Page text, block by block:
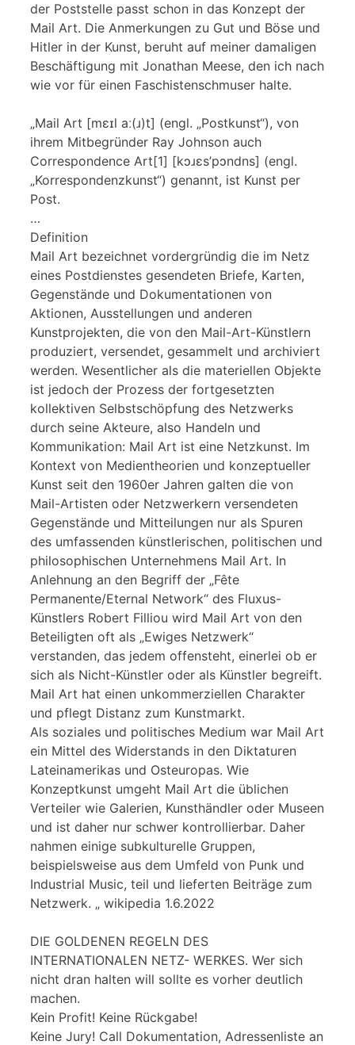
der Poststelle passt schon in das Konzept der
Mail Art. Die Anmerkungen zu Gut und Böse und
Hitler in der Kunst, beruht auf meiner damaligen
Beschäftigung mit Jonathan Meese, den ich nach
wie vor für einen Faschistenschmuser halte.
„Mail Art [mɛɪl aː(ɹ)t] (engl. „Postkunst“), von
ihrem Mitbegründer Ray Johnson auch
Correspondence Art[1] [kɔɹɛs’pɔndns] (engl.
„Korrespondenzkunst“) genannt, ist Kunst per
Post.
…
Definition
Mail Art bezeichnet vordergründig die im Netz
eines Postdienstes gesendeten Briefe, Karten,
Gegenstände und Dokumentationen von
Aktionen, Ausstellungen und anderen
Kunstprojekten, die von den Mail-Art-Künstlern
produziert, versendet, gesammelt und archiviert
werden. Wesentlicher als die materiellen Objekte
ist jedoch der Prozess der fortgesetzten
kollektiven Selbstschöpfung des Netzwerks
durch seine Akteure, also Handeln und
Kommunikation: Mail Art ist eine Netzkunst. Im
Kontext von Medientheorien und konzeptueller
Kunst seit den 1960er Jahren galten die von
Mail-Artisten oder Netzwerkern versendeten
Gegenstände und Mitteilungen nur als Spuren
des umfassenden künstlerischen, politischen und
philosophischen Unternehmens Mail Art. In
Anlehnung an den Begriff der „Fête
Permanente/Eternal Network“ des Fluxus-
Künstlers Robert Filliou wird Mail Art von den
Beteiligten oft als „Ewiges Netzwerk“
verstanden, das jedem offensteht, einerlei ob er
sich als Nicht-Künstler oder als Künstler begreift.
Mail Art hat einen unkommerziellen Charakter
und pflegt Distanz zum Kunstmarkt.
Als soziales und politisches Medium war Mail Art
ein Mittel des Widerstands in den Diktaturen
Lateinamerikas und Osteuropas. Wie
Konzeptkunst umgeht Mail Art die üblichen
Verteiler wie Galerien, Kunsthändler oder Museen
und ist daher nur schwer kontrollierbar. Daher
nahmen einige subkulturelle Gruppen,
beispielsweise aus dem Umfeld von Punk und
Industrial Music, teil und lieferten Beiträge zum
Netzwerk. „ wikipedia 1.6.2022
DIE GOLDENEN REGELN DES
INTERNATIONALEN NETZ- WERKES. Wer sich
nicht dran halten will sollte es vorher deutlich
machen.
Kein Profit! Keine Rückgabe!
Keine Jury! Call Dokumentation, Adressenliste an